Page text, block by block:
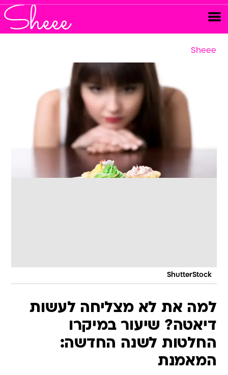
Sheee
ShutterStock
למה את לא מצליחה לעשות
דיאטה? שיעור במיקרו
החלטות לשנה החדשה:
המאמנת